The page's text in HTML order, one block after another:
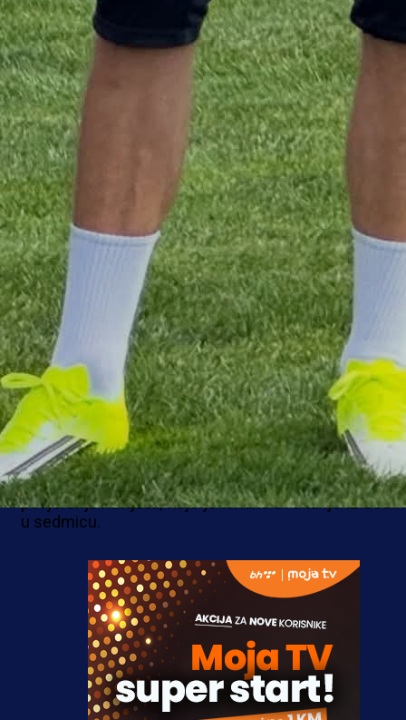
Timska igra je razbijena, a individualni kvaliteti
ostaju neiskorišteni zbog neadekvatne
postavke.
Uprkos slabim rezultatima, izostaje i autokritika.
preuzimanja odgovornosti, često se mogu čuti
prebacivanje krivice na druge faktore – sudije,
čak i igrače. Takav pristup dodatno šteti imidžu
podiže tenzije unutar tima.
Za klub koji želi napredovati, nužno je imati
jasnom vizijom, autoritetom i dokazanim radom.
Sve ono što za sada, čini se, Nebojša Đekanović
pokazao.
Uprava NK TOŠK mora što prije razmotriti u
pravcu klub ide. Zadržavanje trenera bez
kredibiliteta moglo bi koštati klub ne samo bodova,
povjerenja navijača, koje je ionako sve tanje iz
u sedmicu.